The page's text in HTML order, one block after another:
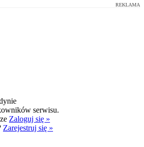
REKLAMA
serwisu.
Zaloguj się »
Zarejestruj się »